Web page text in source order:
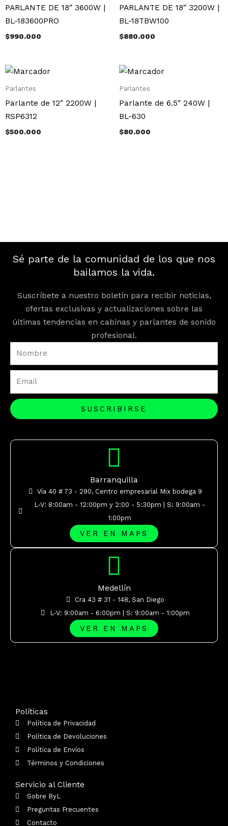
PARLANTE DE 18″ 3600W |
BL-183600PRO
$990.000
PARLANTE DE 18″ 3200W |
BL-18TBW100
$880.000
Parlantes
Parlante de 12″ 2200W |
RSP6312
$500.000
Parlantes
Parlante de 6.5″ 240W |
BL-630
$80.000
Sé parte de la comunidad de los que nos
bailamos la vida.
Suscríbete a nuestro boletín para recibir noticias,
ofertas exclusivas y actualizaciones sobre las
últimas tendencias en cabinas y parlantes de sonido
profesional.
Nombre
SUSCRIBIRSE
Barranquilla
Vía 40 # 73 - 290, Centro empresarial Mix bodega 9
L-V: 8:00am - 12:00pm y 2:00 - 5:30pm | S: 9:00am -
1:00pm
VER EN MAPS
Medellín
Cra 43 # 31 - 148, San Diego
L-V: 9:00am - 6:00pm | S: 9:00am - 1:00pm
VER EN MAPS
Políticas
Política de Privacidad
Política de Devoluciones
Política de Envíos
Términos y Condiciones
Servicio al Cliente
Sobre ByL
Preguntas Frecuentes
Contacto